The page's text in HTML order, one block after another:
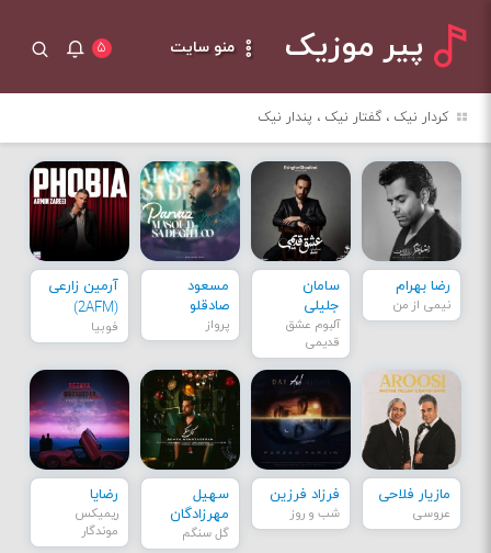
پیر موزیک منو سایت ۵
کردار نیک ، گفتار نیک ، پندار نیک
رضا بهرام
نیمی از من
سامان
جلیلی
آلبوم عشق
قدیمی
مسعود
صادقلو
پرواز
آرمین زارعی
(2AFM)
فوبیا
مازیار فلاحی
عروسی
فرزاد فرزین
شب و روز
سهیل
مهرزادگان
گل سنگم
رضایا
ریمیکس
موندگار